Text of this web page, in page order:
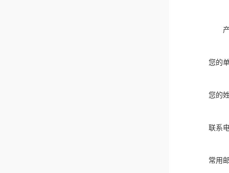
您的
您的
联系
常用